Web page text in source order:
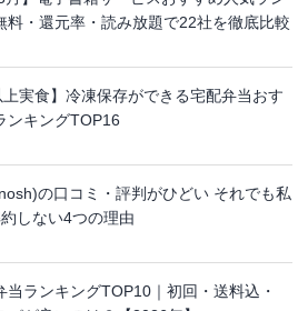
料・還元率・読み放題で22社を徹底比較
上実食】冷凍保存ができる宅配弁当おす
ンキングTOP16
の口コミ・評判がひどい それでも私
しない4つの理由
当ランキングTOP10｜初回・送料込・